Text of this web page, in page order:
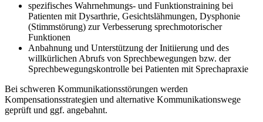
spezifisches Wahrnehmungs- und Funktionstraining bei
Patienten mit Dysarthrie, Gesichtslähmungen, Dysphonie
(Stimmstörung) zur Verbesserung sprechmotorischer
Funktionen
Anbahnung und Unterstützung der Initiierung und des
willkürlichen Abrufs von Sprechbewegungen bzw. der
Sprechbewegungskontrolle bei Patienten mit Sprechapraxie
Bei schweren Kommunikationsstörungen werden
Kompensationsstrategien und alternative Kommunikationswege
geprüft und ggf. angebahnt.